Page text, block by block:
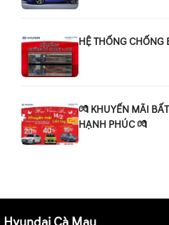
HỆ THỐNG CHỐNG
💏 KHUYẾN MÃI
HẠNH PHÚC 💏